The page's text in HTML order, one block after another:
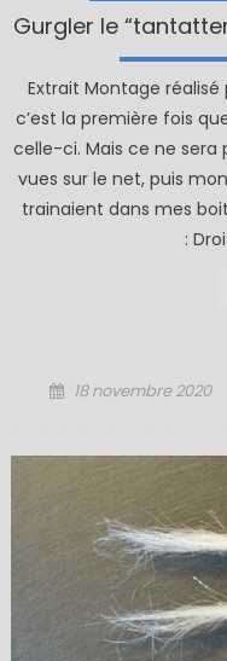
Gurgler le
Extrait Montage
c’est la première fois
celle-ci. Mais ce ne sera
vues sur le net, puis
trainaient dans mes
:
Posted
18 novembre 2020